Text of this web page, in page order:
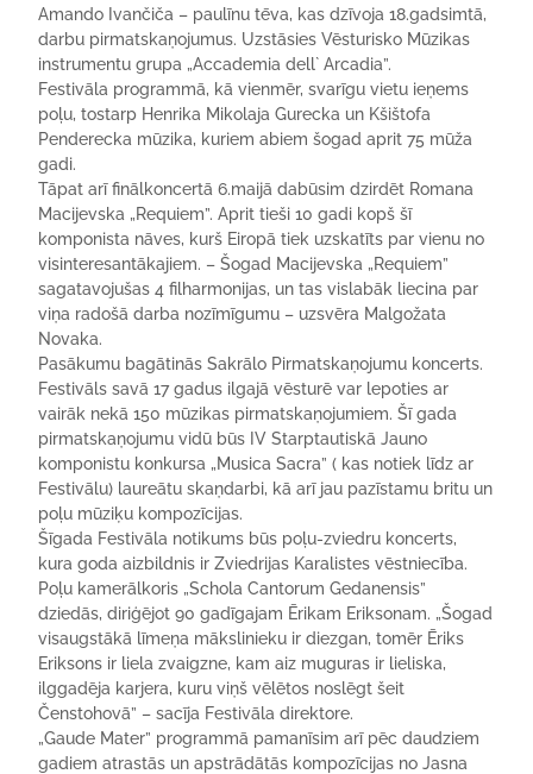
Amando Ivančiča – paulīnu tēva, kas dzīvoja 18.gadsimtā,
darbu pirmatskaņojumus. Uzstāsies Vēsturisko Mūzikas
instrumentu grupa „Accademia dell` Arcadia”.
Festivāla programmā, kā vienmēr, svarīgu vietu ieņems
poļu, tostarp Henrika Mikolaja Gurecka un Kšištofa
Penderecka mūzika, kuriem abiem šogad aprit 75 mūža
gadi.
Tāpat arī finālkoncertā 6.maijā dabūsim dzirdēt Romana
Macijevska „Requiem”. Aprit tieši 10 gadi kopš šī
komponista nāves, kurš Eiropā tiek uzskatīts par vienu no
visinteresantākajiem. – Šogad Macijevska „Requiem”
sagatavojušas 4 filharmonijas, un tas vislabāk liecina par
viņa radošā darba nozīmīgumu – uzsvēra Malgožata
Novaka.
Pasākumu bagātinās Sakrālo Pirmatskaņojumu koncerts.
Festivāls savā 17 gadus ilgajā vēsturē var lepoties ar
vairāk nekā 150 mūzikas pirmatskaņojumiem. Šī gada
pirmatskaņojumu vidū būs IV Starptautiskā Jauno
komponistu konkursa „Musica Sacra” ( kas notiek līdz ar
Festivālu) laureātu skaņdarbi, kā arī jau pazīstamu britu un
poļu mūziķu kompozīcijas.
Šīgada Festivāla notikums būs poļu-zviedru koncerts,
kura goda aizbildnis ir Zviedrijas Karalistes vēstniecība.
Poļu kamerālkoris „Schola Cantorum Gedanensis”
dziedās, diriģējot 90 gadīgajam Ērikam Eriksonam. „Šogad
visaugstākā līmeņa mākslinieku ir diezgan, tomēr Ēriks
Eriksons ir liela zvaigzne, kam aiz muguras ir lieliska,
ilggadēja karjera, kuru viņš vēlētos noslēgt šeit
Čenstohovā” – sacīja Festivāla direktore.
„Gaude Mater” programmā pamanīsim arī pēc daudziem
gadiem atrastās un apstrādātās kompozīcijas no Jasna